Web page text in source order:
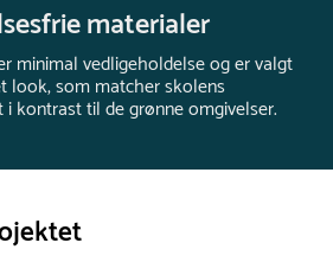
materialer
minimal vedligeholdelse og er valgt
look, som matcher skolens
kontrast til de grønne omgivelser.